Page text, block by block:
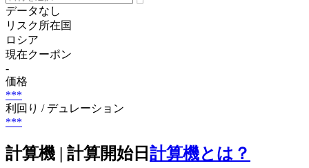
データなし
リスク所在国
ロシア
現在クーポン
-
価格
***
利回り / デュレーション
***
計算機 | 計算開始日 計算機とは？